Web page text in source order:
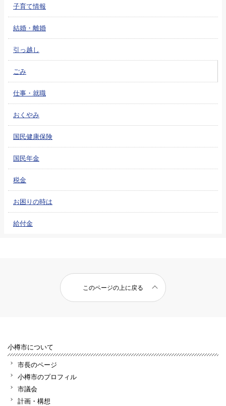
子育て情報
結婚・離婚
引っ越し
ごみ
仕事・就職
おくやみ
国民健康保険
国民年金
税金
お困りの時は
給付金
このページの上に戻る
小樽市について
市長のページ
小樽市のプロフィル
市議会
計画・構想